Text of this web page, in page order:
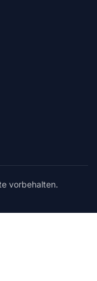
vorbehalten.